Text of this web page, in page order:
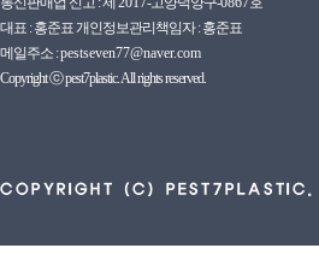
대표 : 홍준표 개인정보관리책임자 : 홍준표
메일주소 :pestseven77@naver.com
Copyright ⓒ pest7plastic. All rights reserved.